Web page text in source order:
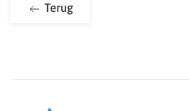
Terug